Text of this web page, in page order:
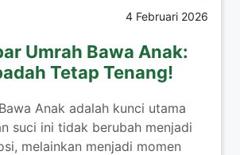
4 Februari 2026
Umrah Bawa Anak:
Tetap Tenang!
Anak adalah kunci utama
suci ini tidak berubah menjadi
melainkan menjadi momen